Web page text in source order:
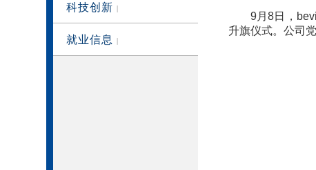
科技创新 |
就业信息 |
9月8日，
升旗仪式。公司